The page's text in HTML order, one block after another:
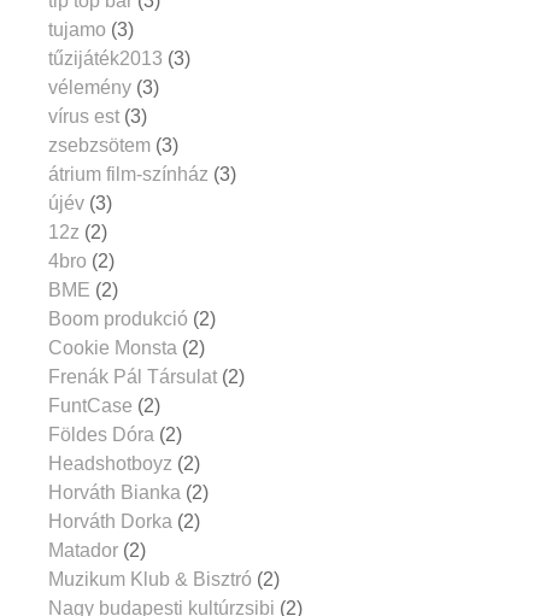
tujamo (3)
tűzijáték2013 (3)
vélemény (3)
vírus est (3)
zsebzsötem (3)
átrium film-színház (3)
újév (3)
12z (2)
4bro (2)
BME (2)
Boom produkció (2)
Cookie Monsta (2)
Frenák Pál Társulat (2)
FuntCase (2)
Földes Dóra (2)
Headshotboyz (2)
Horváth Bianka (2)
Horváth Dorka (2)
Matador (2)
Muzikum Klub & Bisztró (2)
Nagy budapesti kultúrzsibi (2)